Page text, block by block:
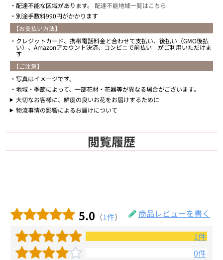
配達不能な区域があります。 配達不能地域一覧はこちら
別途手数料990円がかかります
【お支払い方法】
クレジットカード、携帯電話料金と合わせて支払い、後払い（GMO後払
い）、Amazonアカウント決済、コンビニで前払い がご利用いただけま
す
【ご注意】
写真はイメージです。
地域・季節によって、一部花材・花器等が異なる場合がございます。
大切なお客様に、鮮度の良いお花をお届けするために
物流事情の影響によるお届けについて
閲覧履歴
5.0 （1件）
商品レビューを書く
1件
0件